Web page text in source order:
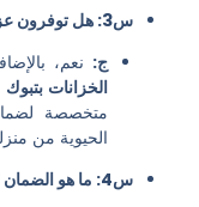
س3: هل توفرون عزلًا لأسطح الخزانات أو الحمامات؟
ج: نعم،
الخزانات بتبوك
متخصصة
الحيوية من
س4: ما هو الضمان الذي تقدمونه على أعمال العزل؟